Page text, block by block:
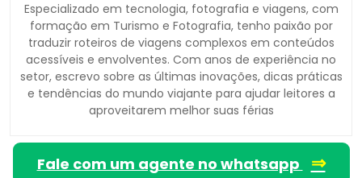
Especializado em tecnologia, fotografia e viagens, com
formação em Turismo e Fotografia, tenho paixão por
traduzir roteiros de viagens complexos em conteúdos
acessíveis e envolventes. Com anos de experiência no
setor, escrevo sobre as últimas inovações, dicas práticas
e tendências do mundo viajante para ajudar leitores a
aproveitarem melhor suas férias
Fale com um agente no whatsapp ⇒